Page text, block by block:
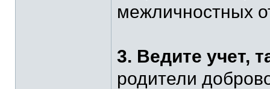
межличностных
3. Ведите учет,
родители